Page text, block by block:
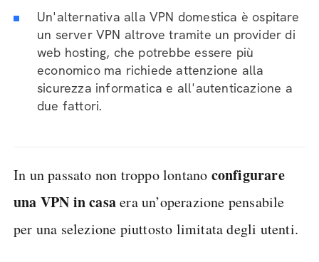
Un'alternativa alla VPN domestica è ospitare
un server VPN altrove tramite un provider di
web hosting, che potrebbe essere più
economico ma richiede attenzione alla
sicurezza informatica e all'autenticazione a
due fattori.
In un passato non troppo lontano configurare
una VPN in casaera un’operazione pensabile
per una selezione piuttosto limitata degli utenti.